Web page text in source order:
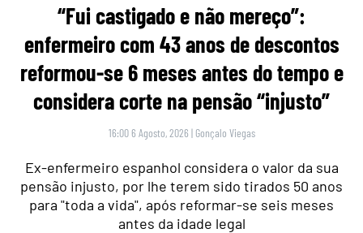
“Fui castigado e não mereço”:
enfermeiro com 43 anos de descontos
reformou-se 6 meses antes do tempo e
considera corte na pensão “injusto”
16:00 6 Agosto, 2026 | Gonçalo Viegas
Ex-enfermeiro espanhol considera o valor da sua
pensão injusto, por lhe terem sido tirados 50 anos
para "toda a vida", após reformar-se seis meses
antes da idade legal